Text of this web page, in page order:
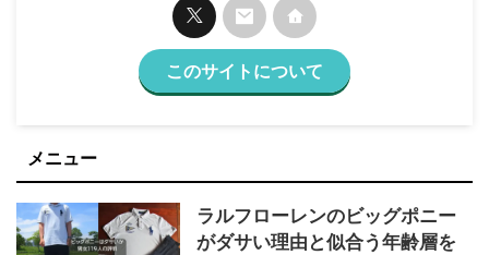
このサイトについて
メニュー
ラルフローレンのビッグポニー
がダサい理由と似合う年齢層を